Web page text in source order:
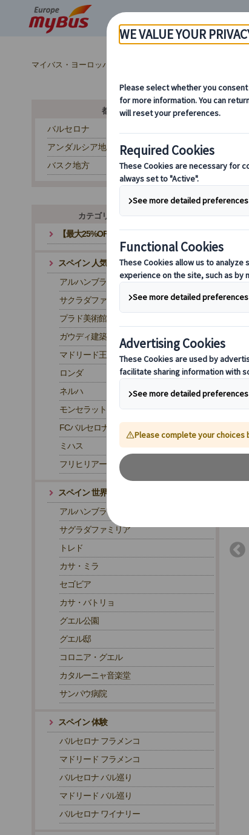
マイバス・ヨーロッパ
界遺産プラド通り＆3美術館巡
セン）日本語ガイド・専用車付
午前観光
マドリード EUR 160.00～
都市から探す
バルセロナ
アンダルシア地方
バスク地方
カテゴリ・テーマから探す
【最大25%OFF】夏旅応援キャンペーン
スペイン 人気観光地
アルハンブラ宮殿
サクラダファミリア
プラド美術館
ガウディ建築
マドリード王宮
ロンダ
ネルハ
モンセラット
FCバルセロナ・カンプノウ スタジアム
ミハス
フリヒリアーナ
スペイン 世界遺産
アルハンブラ宮殿
サグラダファミリア
トレド
カサ・ミラ
セゴビア
カサ・バトリョ
グエル公園
グエル邸
コロニア・グエル
カタルーニャ音楽堂
サンパウ病院
スペイン 体験
バルセロナ フラメンコ
マドリード フラメンコ
バルセロナ バル巡り
マドリード バル巡り
バルセロナ ワイナリー